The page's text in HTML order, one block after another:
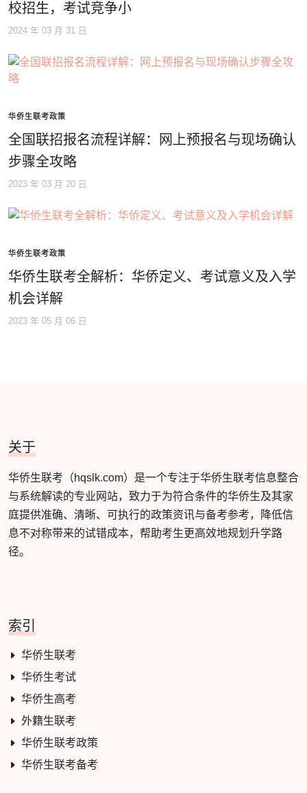
校招生，考试竞争小
2024 年 03 月 31 日
华侨生联考政策
全国联招报名流程详解：网上预报名与现场确认
步骤全攻略
2023 年 03 月 20 日
华侨生联考政策
华侨生联考全解析：华侨定义、考试意义及入学
机会详解
2023 年 05 月 06 日
关于
华侨生联考（hqslk.com）是一个专注于华侨生联考信息整合
与系统解读的专业网站，致力于为符合条件的华侨生及其家
庭提供准确、清晰、可执行的政策资讯与备考参考，降低信
息不对称带来的试错成本，帮助考生更高效地规划升学路
径。
索引
华侨生联考
华侨生考试
华侨生高考
外籍生联考
华侨生联考政策
华侨生联考备考